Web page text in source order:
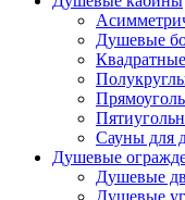
Душевые
Сауны для
Душевые
Душевые
Душевые